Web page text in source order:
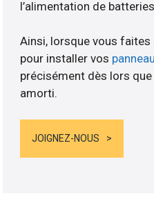
l’alimentation de
Ainsi, lorsque vous
pour installer vos
précisément dès lors
amorti.
JOIGNEZ-NOUS